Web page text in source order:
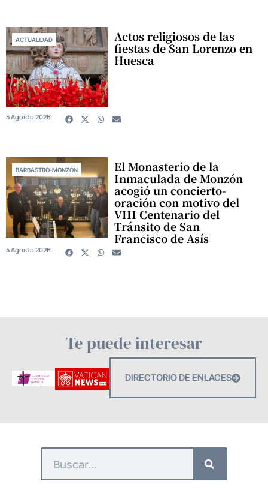
ACTUALIDAD Actos religiosos de las
fiestas de San Lorenzo en
Huesca
5 Agosto 2026
BARBASTRO-MONZÓN El Monasterio de la
Inmaculada de Monzón
acogió un concierto-
oración con motivo del
VIII Centenario del
Tránsito de San
Francisco de Asís
5 Agosto 2026
Te puede interesar
DIRECTORIO DE ENLACES